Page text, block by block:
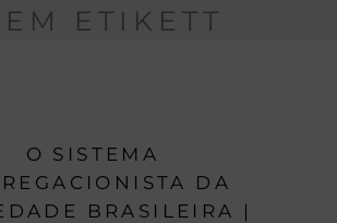
ETIKETT
O SISTEMA
DA
BRASILEIRA |